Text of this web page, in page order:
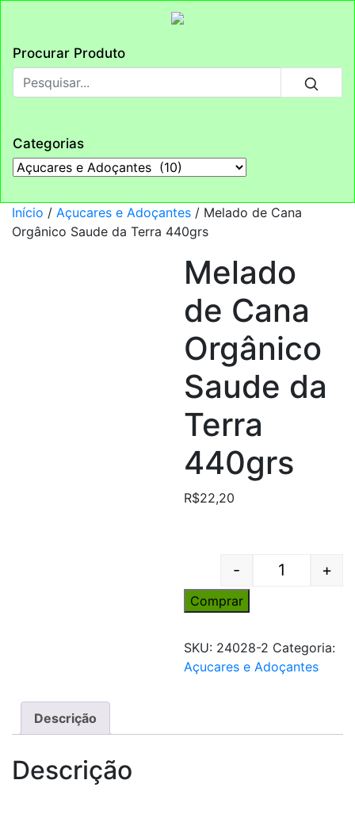
Procurar Produto
Categorias
Início / Açucares e Adoçantes / Melado de Cana
Orgânico Saude da Terra 440grs
Melado
de Cana
Orgânico
Saude da
Terra
440grs
R$22,20
Quantity
- +
Comprar
SKU: 24028-2 Categoria:
Açucares e Adoçantes
Descrição
Descrição